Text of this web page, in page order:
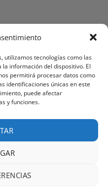
utilizamos tecnologías como las
información del dispositivo. El
permitirá procesar datos como
identificaciones únicas en este
puede afectar
y funciones.